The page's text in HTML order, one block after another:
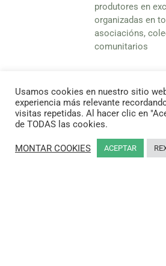
produtores en
organizadas en
asociacións,
comunitarios
O Servizo
Investigación e
Económica
resposta á
awajún e wampis
Usamos cookies en nuestro sitio
experiencia más relevante
visitas repetidas. Al hacer clic en
de TODAS las cookies.
MONTAR COOKIES ACEPTAR